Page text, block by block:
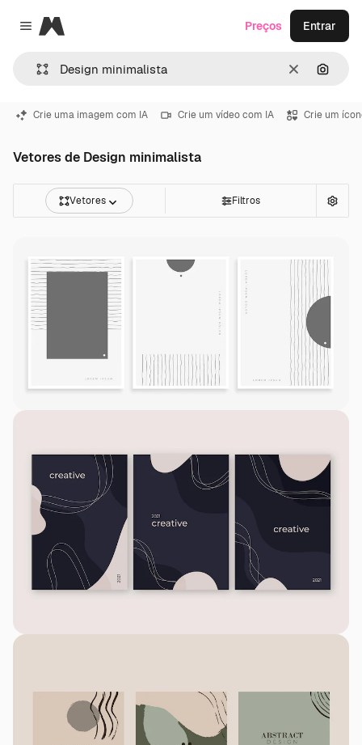
Close menu
Magnific
Limpar
Preços Entrar
Crie uma imagem com IA Crie um vídeo com IA Crie um
Vetores de Design minimalista
Vetores Filtros